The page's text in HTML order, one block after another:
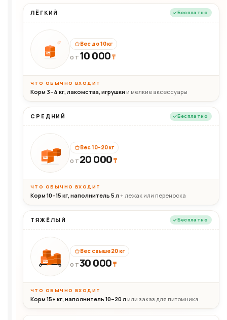
ЛЁГКИЙ Бесплатно
10кг
Вес до 10 кг
ОТ 10 000₸
ЧТО ОБЫЧНО ВХОДИТ
Корм 3–4 кг, лакомства, игрушки и мелкие аксессуары
СРЕДНИЙ Бесплатно
20кг
Вес 10–20 кг
ОТ 20 000₸
ЧТО ОБЫЧНО ВХОДИТ
Корм 10–15 кг, наполнитель 5 л+ лежак или переноска
ТЯЖЁЛЫЙ Бесплатно
30+кг
Вес свыше 20 кг
ОТ30 000₸
ЧТО ОБЫЧНО ВХОДИТ
Корм 15+ кг, наполнитель 10–20 л или заказ для питомника